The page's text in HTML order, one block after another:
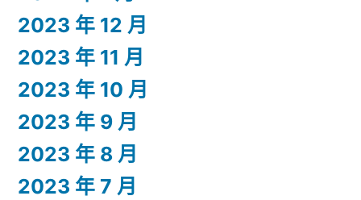
2023 年 12 月
2023 年 11 月
2023 年 10 月
2023 年 9 月
2023 年 8 月
2023 年 7 月